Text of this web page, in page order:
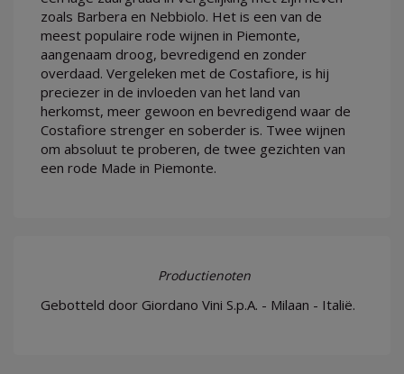
zoals Barbera en Nebbiolo. Het is een van de
meest populaire rode wijnen in Piemonte,
aangenaam droog, bevredigend en zonder
overdaad. Vergeleken met de Costafiore, is hij
preciezer in de invloeden van het land van
herkomst, meer gewoon en bevredigend waar de
Costafiore strenger en soberder is. Twee wijnen
om absoluut te proberen, de twee gezichten van
een rode Made in Piemonte.
Productienoten
Gebotteld door Giordano Vini S.p.A. - Milaan - Italië.